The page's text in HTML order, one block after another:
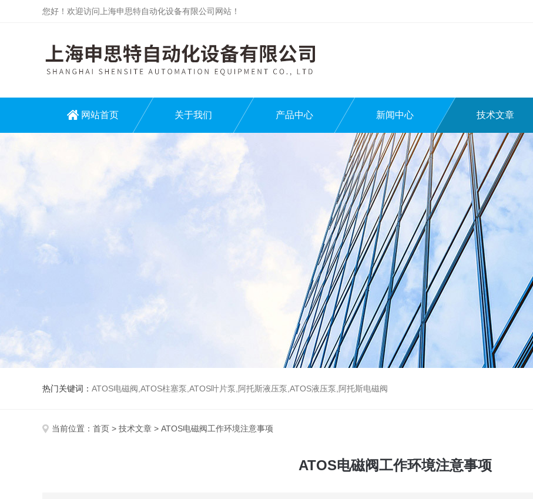
您好！欢迎访问上海申思特自动化设备有限公司网站！
网站首页 关于我们 产品中心 新闻中心 技术文章
热门关键词： ATOS电磁阀,ATOS柱塞泵,ATOS叶片泵,阿托斯液压泵,ATOS液压泵,阿托斯电磁阀
当前位置： 首页 > 技术文章 > ATOS电磁阀工作环境注意事项
ATOS电磁阀工作环境注意事项